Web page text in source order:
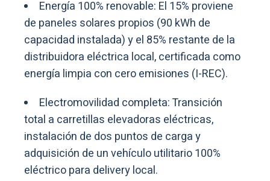
Energía 100% renovable: El 15% proviene
de paneles solares propios (90 kWh de
capacidad instalada) y el 85% restante de la
distribuidora eléctrica local, certificada como
energía limpia con cero emisiones (I-REC).
Electromovilidad completa: Transición
total a carretillas elevadoras eléctricas,
instalación de dos puntos de carga y
adquisición de un vehículo utilitario 100%
eléctrico para delivery local.